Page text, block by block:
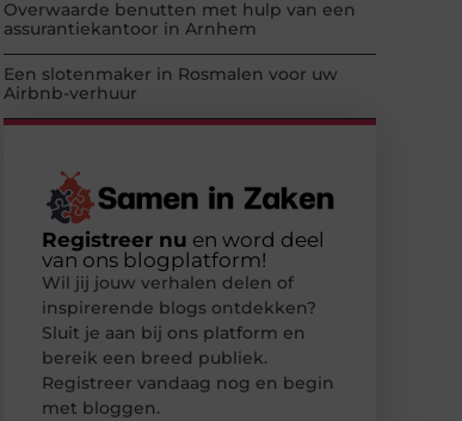
Overwaarde benutten met hulp van een
assurantiekantoor in Arnhem
Een slotenmaker in Rosmalen voor uw
Airbnb-verhuur
Registreer nu en word deel
van ons blogplatform!
Wil jij jouw verhalen delen of
inspirerende blogs ontdekken?
Sluit je aan bij ons platform en
bereik een breed publiek.
Registreer vandaag nog en begin
met bloggen.